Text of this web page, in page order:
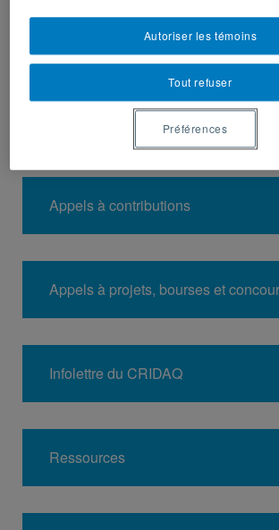
Appels à contributions
Appels à projets, bourses et
Infolettre du CRIDAQ
Ressources
Tout refuser
Autoriser les témoins
Préférences